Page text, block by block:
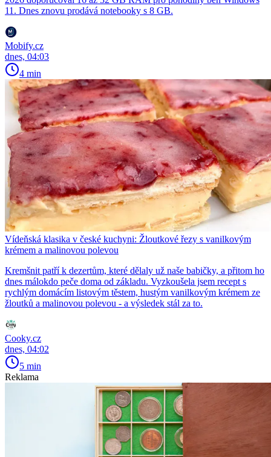
11. Dnes znovu prodává notebooky s 8 GB.
Mobify.cz
dnes, 04:03
4 min
Vídeňská klasika v české kuchyni: Žloutkové řezy s vanilkovým
krémem a malinovou polevou
Kremšnit patří k dezertům, které dělaly už naše babičky, a přitom ho
dnes málokdo peče doma od základu. Vyzkoušela jsem recept s
rychlým domácím listovým těstem, hustým vanilkovým krémem ze
žloutků a malinovou polevou - a výsledek stál za to.
Cooky.cz
dnes, 04:02
5 min
Reklama